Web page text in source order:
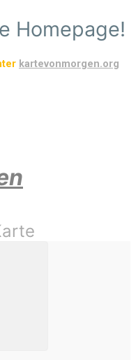
Homepage!
kartevonmorgen.org